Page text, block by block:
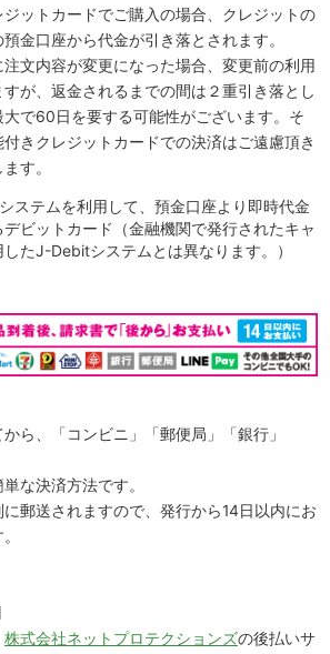
ットカードでご購入の場合、クレジットの
金口座から代金が引き落とされます。
文内容が変更になった場合、変更前の利用
が、返金されるまでの間は２重引き落とし
で60日を要する可能性がございます。そ
きクレジットカードでの決済はご遠慮頂き
す。
ステムを利用して、預金口座より即時代金
ビットカード（金融機関で発行されたキャ
たJ-Debitシステムとは異なります。）
ら、「コンビニ」「郵便局」「銀行」
な決済方法です。
郵送されますので、発行から14日以内にお
株式会社ネットプロテクションズの後払いサ